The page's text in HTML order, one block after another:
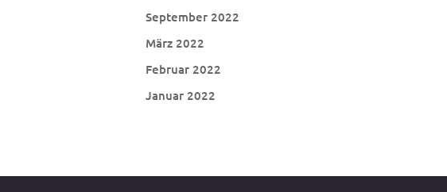
September 2022
März 2022
Februar 2022
Januar 2022